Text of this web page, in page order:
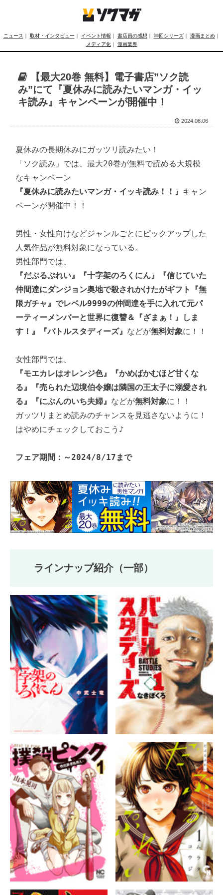
ニュース ｜ 取材・インタビュー ｜ イベント情報 ｜ 書店員の感想 ｜ 神回シリーズ｜ 漫画まとめ｜
メディア化｜ 漫画業界
【最大20巻 無料】電子書店”ソク読
み”にて『夏休みに読みたいマンガ・イッ
キ読み』キャンペーンが開催中！
2024.08.06
夏休みの長期休みにガッツリ読みたい！
「ソク読み」では、最大20巻が無料で読める大規模
『夏休みに読みたいマンガ・イッキ読み！！』 キャン
ペーンが開催中！！
男性・女性向けなどジャンルごとにピックアップした
人気作品が無料対象になっている。
『だぶるぷれい』
『十字架のろくにん』
『信じていた
仲間達にダンジョン奥地で殺されかけたがギフト『無
限ガチャ』でレベル9999の仲間達を手に入れて元パ
ーティーメンバーと世界に復讐＆『ざまぁ！』しま
す！』『バトルスタディーズ』 などが無料対象に！！
『モエカレはオレンジ色』『かめばかむほど甘くな
る』『売られた辺境伯令嬢は隣国の王太子に溺愛され
る』『にぶんのいち夫婦』 などが無料対象に！！
ガッツリまとめ読みのチャンスを見逃さないように！
はやめにチェックしておこう♪
フェア期間：～2024/8/17まで
ラインナップ紹介（一部）